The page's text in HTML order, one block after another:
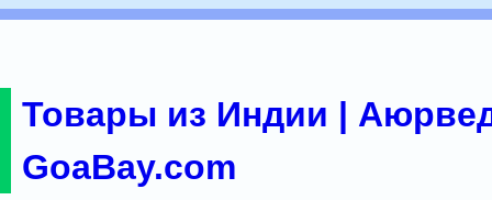
Товары из Индии |
GoaBay.com